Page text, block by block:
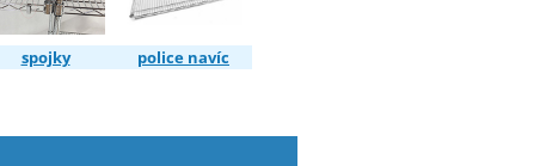
spojky police navíc